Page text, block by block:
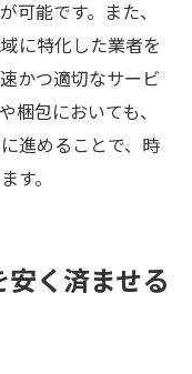
可能です。また、
に特化した業者を
かつ適切なサービ
梱包においても、
進めることで、時
す。
く済ませる